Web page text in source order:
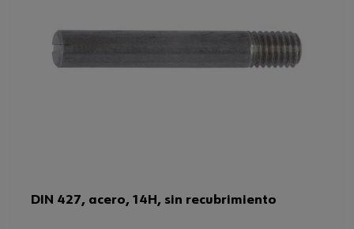
DIN 427, acero, 14H, sin recubrimiento